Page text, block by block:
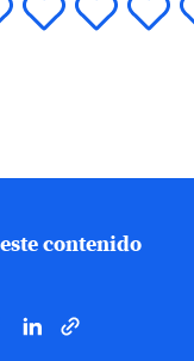
contenido